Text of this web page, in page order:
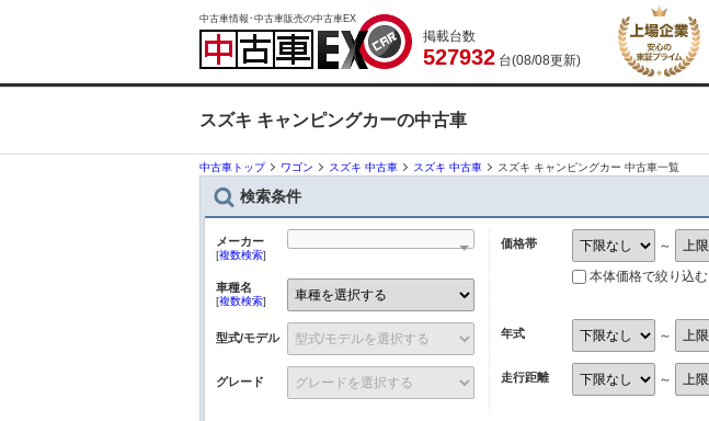
中古車情報･中古車販売の中古車EX
掲載台数
527932 台(08/08更新)
スズキ キャンピングカーの中古車
中古車トップ ワゴン スズキ 中古車 スズキ 中古車 スズキ キャンピングカー 中古車一覧
検索条件
メーカー
[複数検索]
車種名
[複数検索]
型式/モデル
グレード
価格帯 ～
本体価格で絞り込む
年式 ～
走行距離 ～